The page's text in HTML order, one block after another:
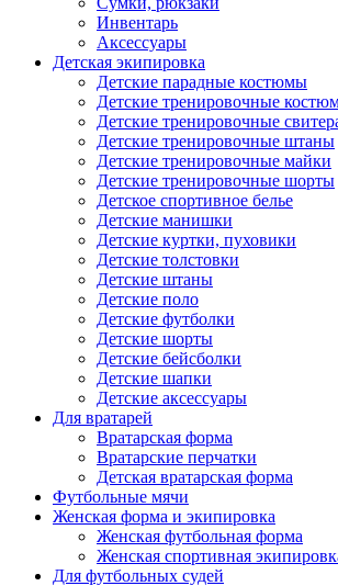
Инвентарь
Аксессуары
Детская экипировка
Детские парадные костюмы
Детские тренировочные
Детские тренировочные
Детские тренировочные штаны
Детские тренировочные майки
Детские тренировочные шорты
Детское спортивное белье
Детские манишки
Детские куртки, пуховики
Детские толстовки
Детские штаны
Детские поло
Детские футболки
Детские шорты
Детские бейсболки
Детские шапки
Детские аксессуары
Для вратарей
Вратарская форма
Вратарские перчатки
Детская вратарская форма
Футбольные мячи
Женская форма и экипировка
Женская футбольная форма
Женская спортивная
Для футбольных судей